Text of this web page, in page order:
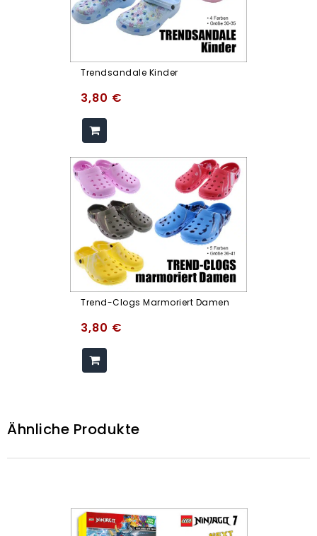
Trendsandale Kinder
3,80 €
Trend-Clogs Marmoriert Damen
3,80 €
Ähnliche Produkte